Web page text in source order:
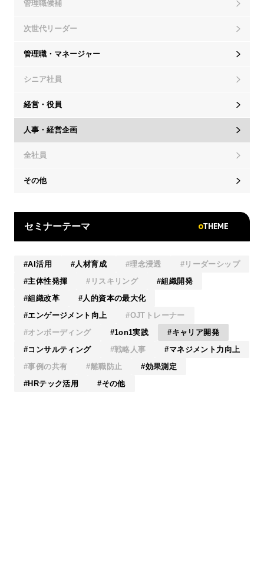
管理職候補
次世代リーダー
管理職・マネージャー
シニア社員
経営・役員
人事・経営企画
全社員
その他
セミナーテーマ THEME
AI活用 人材育成 理念浸透
リーダーシップ
主体性発揮
リスキリング
組織開発
組織改革
人的資本の最大化
エンゲージメント向上
OJTトレーナー
オンボーディング
1on1実践
キャリア開発
コンサルティング
戦略人事
マネジメント力向上
事例の共有
離職防止
効果測定
HRテック活用
その他